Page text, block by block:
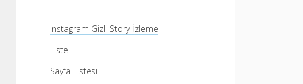
Instagram Gizli Story İzleme
Liste
Sayfa Listesi